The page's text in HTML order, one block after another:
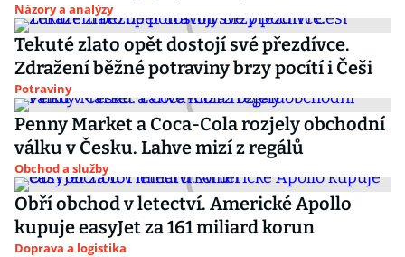
Názory a analýzy
Tekuté zlato opět dostojí své přezdívce.
Zdražení běžné potraviny brzy pocítí i Češi
Potraviny
Penny Market a Coca-Cola rozjely obchodní
válku v Česku. Lahve mizí z regálů
Obchod a služby
Obří obchod v letectví. Americké Apollo
kupuje easyJet za 161 miliard korun
Doprava a logistika